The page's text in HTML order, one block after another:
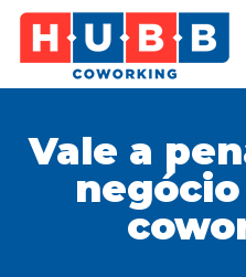
Vale a